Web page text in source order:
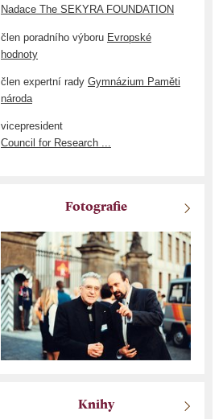
Nadace The SEKYRA FOUNDATION
člen poradního výboru Evropské
hodnoty
člen expertní rady Gymnázium Paměti
národa
vicepresident
Council for Research ...
Fotografie
Knihy